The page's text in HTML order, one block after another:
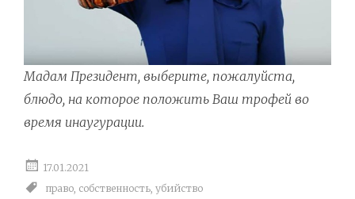
Мадам Президент, выберите, пожалуйста,
блюдо, на которое положить Ваш трофей во
время инаугурации.
17.01.2021
право, собственность, убийство